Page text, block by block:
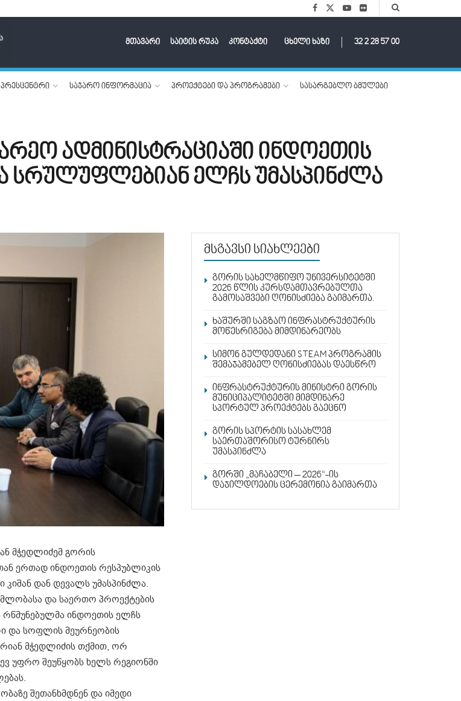
მთავარი საიტის რუკა კონტაქტი ცხელი ხაზი 32 2 28 57 00
პრესცენტრი საჯარო ინფორმაცია პროექტები და პროგრამები სასარგებლო ბმულები
ადმინისტრაციაში ინდოეთის
სრულუფლებიან ელჩს უმასპინძლა
მჭედლიძემ გორის
ერთად ინდოეთის რესპუბლიკის
დან დევალს უმასპინძლა.
და საერთო პროექტების
რწმუნებულმა ინდოეთის ელჩს
და სოფლის მეურნეობის
მჭედლიძის თქმით, ორ
უფრო შეუწყობს ხელს რეგიონში
შეთანხმდნენ და იმედი
მსგავსი სიახლეები
გორის სახელმწიფო უნივერსიტეტში
2026 წლის კურსდამთავრებულთა
გამოსაშვები ღონისძიება გაიმართა.
ხაშურში საგზაო ინფრასტრუქტურის
მოწესრიგება მიმდინარეობს
სიმონ გულდედანი STEAM პროგრამის
შემაჯამებელ ღონისძიებას დაესწრო
ინფრასტრუქტურის მინისტრი გორის
მუნიციპალიტეტში მიმდინარე
სპორტულ პროექტებს გაეცნო
გორის სპორტის სასახლემ
საერთაშორისო ტურნირს
უმასპინძლა
გორში „მაჩაბელი – 2026“-ის
დაჯილდოების ცერემონია გაიმართა